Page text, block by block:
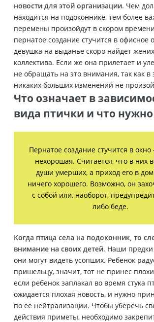
новости для этой организации. Чем
находится на подоконнике, тем более
перемены произойдут в скором
пернатое создание стучится в офисное
девушка на выданье скоро найдет
коллектива. Если же она прилетает и
не обращать на это внимания, так как в
никаких больших изменений не
Что означает в
вида птички и что нужно
Пернатое создание стучится в
нехорошая. Считается, что в них
души умерших, а приход его в
ничего хорошего. Возможно, он
с собой или, наоборот,
либо беде.
Когда птица села на подоконник, то
внимание на своих детей. Наши предки
они могут видеть усопших. Ребенок
пришельцу, значит, тот не принес
если ребенок заплакал во время стука
ожидается плохая новость, и нужно
по ее нейтрализации. Чтобы уберечь
действия приметы, необходимо